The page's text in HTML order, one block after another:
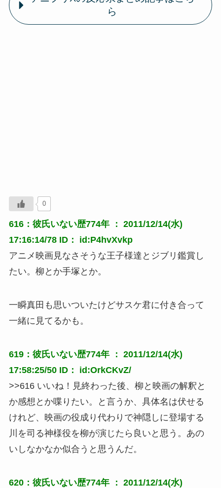
ら
0
616：彼氏いない歴774年 ： 2011/12/14(水)
17:16:14/78 ID： id:P4hvXvkp
アニメ映画見なさそうな王子様達とジブリ鑑賞し
たい。柳とか手塚とか。
一瞬真田も思いついたけどサスケ君に付き合って
一緒に見てるかも。
619：彼氏いない歴774年 ： 2011/12/14(水)
17:58:25/50 ID： id:OrkCKvZ/
>>616 いいね！見終わった後、柳と映画の解釈と
か感想とか喋りたい。と言うか、具体名は伏せる
けれど、映画の役成り代わりで神隠しに登場する
川を司る神様役を柳が演じたら良いと思う。あの
いしなかなか似合うと思うんだ。
620：彼氏いない歴774年 ： 2011/12/14(水)